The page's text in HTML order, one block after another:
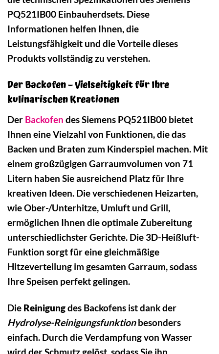
PQ521IB00 Einbauherdsets. Diese
Informationen helfen Ihnen, die
Leistungsfähigkeit und die Vorteile dieses
Produkts vollständig zu verstehen.
Der Backofen – Vielseitigkeit für Ihre
kulinarischen Kreationen
Der Backofen des Siemens PQ521IB00 bietet
Ihnen eine Vielzahl von Funktionen, die das
Backen und Braten zum Kinderspiel machen. Mit
einem großzügigen Garraumvolumen von 71
Litern haben Sie ausreichend Platz für Ihre
kreativen Ideen. Die verschiedenen Heizarten,
wie Ober-/Unterhitze, Umluft und Grill,
ermöglichen Ihnen die optimale Zubereitung
unterschiedlichster Gerichte. Die 3D-Heißluft-
Funktion sorgt für eine gleichmäßige
Hitzeverteilung im gesamten Garraum, sodass
Ihre Speisen perfekt gelingen.
Die Reinigungdes Backofens ist dank der
Hydrolyse-Reinigungsfunktionbesonders
einfach. Durch die Verdampfung von Wasser